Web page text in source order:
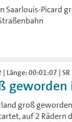
Saarlouis-Picard
Länge: 00:01:07 |
groß
auf 2